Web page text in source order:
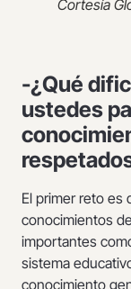
Cortesía
-¿Qué
ustedes
El primer reto es
conocimientos
importantes
sistema
conocimiento